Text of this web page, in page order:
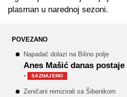
plasman u narednoj sezoni.
POVEZANO
Napadač dolazi na Bilino polje
Anes Mašić danas
· SAZNAJEMO
Zeničani remizirali sa Šibenikom